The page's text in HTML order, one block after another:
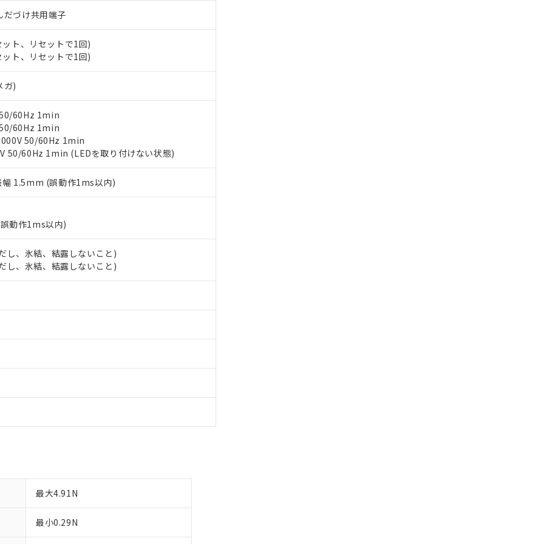
づけ共用端子
ト、リセットで1回)
ト、リセットで1回)
ガ)
60Hz 1min
60Hz 1min
50/60Hz 1min
50/60Hz 1min (LEDを取り付けない状態)
1.5mm (誤動作1ms以内)
動作1ms以内)
、氷結、結露しないこと)
、氷結、結露しないこと)
最大4.91N
最小0.29N
当社制御機器事業取扱商品の当社在庫状況および標準価格(税抜)を提供させていただ
業取扱商品の中には、本サービスの対象外となる商品もあることをご了承ください。
標準価格照会結果は、記載している更新日時点での社内データに基づき作成されるも
された時点での実際の在庫および標準価格とは異なる場合があることをご了承くださ
相談ください。
器販売店や当社販売拠点は「
標準価格結果を当社の事前の承諾なく第三者に漏洩または開示しないようお願いしま
（部品リスト作成サービス）をご利用いただくには、I-Webメンバーズにご登録され
ブサイト上で当社にご登録された部品リストについて、当社および当社の共同利用者
・サービスに関するお客様との取引・商談に必要な範囲で利用することをご了承くだ
用者とは、"個人情報の共同利用に関して"
ます。
：
銀(Hg) 1000ppm以下、 カドミウム(Cd) 100ppm以下、
以下、ポリ臭化ビフェニル類(PBB) 1000ppm以下、ポリ臭化ジフェニルエーテル類(PBDE) 1000ppm以下、
シル) (DEHP)(別名：DOP) 1000ppm以下、フタル酸ブチルベンジル（BBP） 1000ppm以下、フタル酸ジブチ
、フタル酸ジイソブチル (DIBP) 1000ppm以下
況などにより、予定月が前後することがあります。
ウンロード
質）の非含有証明書
書（当社基準）
点で非含有を証明するもので、過去に遡って非含有を証明するものではありません。
含有率が中国RoHSの基準値以下であることを示します。
含有率が中国RoHSの基準値を超えていることを示します。
当社販売部門へお問い合わせください。
(GB/T26572)：
) : 1000ppm、 Cd(カドミウム) : 100ppm、
、 PBBs(ポリ臭化ビフェニル類) : 1000ppm、 PBDEs(ポリ臭化ジフェニルエーテル類) : 1000ppm、
、 DIBP(フタル酸ジイソブチル) : 1000ppm、 BBP(フタル酸ブチルベンジル) : 1000ppm、
ルヘキシル)) : 1000ppm
限
物質）のすべてが基準値以下であることを示します。
当社販売部門へお問い合わせください。
貴社製品のうち、外国為替および外国貿易法に定める商品（以下｢規制貨物等」とい
続きをとります。
を破棄する場合は、完全に破砕するなど、違法に輸出されないよう必要な手段を講じ
を、核兵器、ミサイル、化学兵器、生物兵器またはその他武器並びにこれらの製造装
いたしません。
品を第三者に販売する場合は、上記1、2および3の内容を当該第三者に通知します。
売先および販売に係わる関係者が違法に輸出するおそれがある場合は、取り引きをい
の在庫あり
満たないが在庫あり
新の在庫状況については、お客様のお取引先、またはお客様担当のオムロン制御
・当社販売員にご確認ください)
種、また在庫状況の情報を公開していない機種